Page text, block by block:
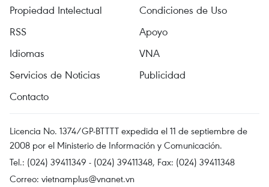
Propiedad Intelectual
Condiciones de Uso
RSS
Apoyo
Idiomas
VNA
Servicios de Noticias
Publicidad
Contacto
Licencia No. 1374/GP-BTTTT expedida el 11 de septiembre de
2008 por el Ministerio de Información y Comunicación.
Tel.: (024) 39411349 - (024) 39411348, Fax: (024) 39411348
Correo: vietnamplus@vnanet.vn